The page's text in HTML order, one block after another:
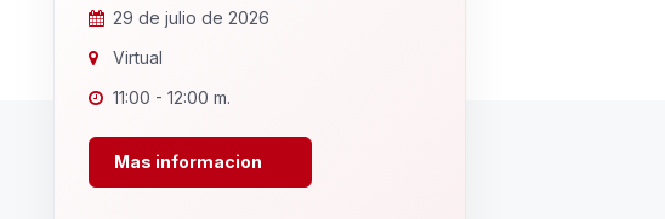
29 de julio de 2026
Virtual
11:00 - 12:00 m.
Mas informacion